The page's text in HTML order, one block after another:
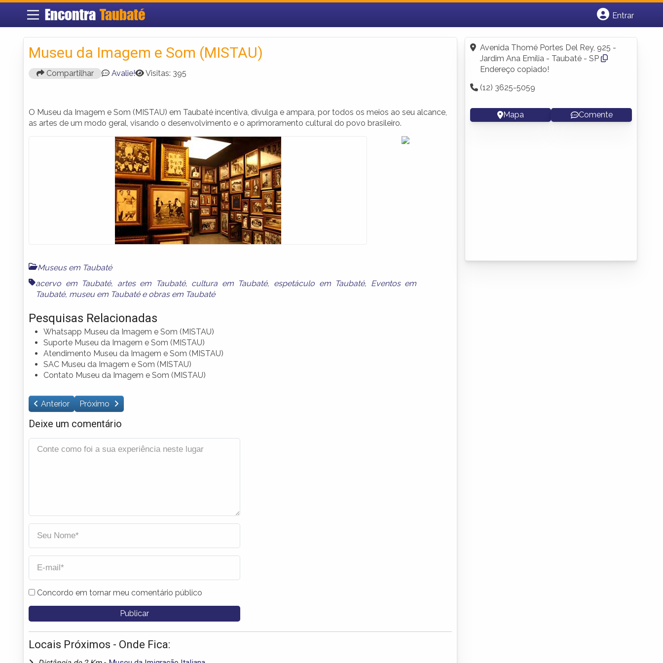
Encontra Taubaté
Entrar
Fazer login
Criar conta
Museu da Imagem e Som (MISTAU)
Compartilhar Avalie! Visitas: 395
O Museu da Imagem e Som (MISTAU) em Taubaté incentiva, divulga e ampara, por todos os meios ao seu alcance,
as artes de um modo geral, visando o desenvolvimento e o aprimoramento cultural do povo brasileiro.
Museus em Taubaté
acervo em Taubaté, artes em Taubaté, cultura em Taubaté, espetáculo em Taubaté, Eventos em
Taubaté, museu em Taubatée obras em Taubaté
Pesquisas Relacionadas
Whatsapp Museu da Imagem e Som (MISTAU)
Suporte Museu da Imagem e Som (MISTAU)
Atendimento Museu da Imagem e Som (MISTAU)
SAC Museu da Imagem e Som (MISTAU)
Contato Museu da Imagem e Som (MISTAU)
Anterior Próximo
Deixe um comentário
Concordo em tornar meu comentário público
Locais Próximos - Onde Fica:
Avenida Thomé Portes Del Rey, 925 -
Jardim Ana Emília - Taubaté - SP
Endereço copiado!
(12) 3625-5059
Mapa Comente